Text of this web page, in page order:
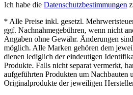
Ich habe die Datenschutzbestimmungen
* Alle Preise inkl. gesetzl.
ggf. Nachnahmegebühren, wenn nicht
Angaben ohne Gewähr. Änderungen
möglich. Alle Marken gehören dem
dienen lediglich der eindeutigen
Produkte. Falls nicht separat vermerkt,
aufgeführten Produkten um Nachbauten
Originalprodukte der jeweiligen